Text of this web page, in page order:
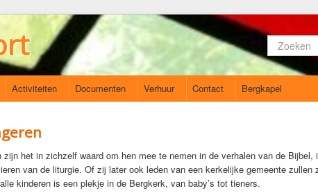
Zoeken...
Activiteiten Documenten Verhuur Contact Bergkapel
zijn het in zichzelf waard om hen mee te nemen in de verhalen van de Bijbel,
van de liturgie. Of zij later ook leden van een kerkelijke gemeente zullen
kinderen is een plekje in de Bergkerk, van baby’s tot tieners.